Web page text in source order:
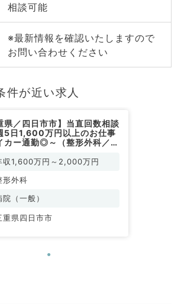
相談可能
※最新情報を確認いたしますので
お問い合わせください
件が近い求人
県／四日市市】当直回数相談
日1,600万円以上のお仕事
カー通勤◎～（整形外科／常
収1,600万円～2,000万円
形外科
院（一般）
重県四日市市